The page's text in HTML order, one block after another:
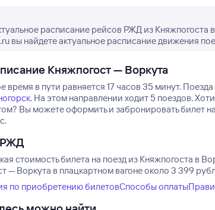
расписание рейсов РЖД из
вы найдете актуальное расписание движения
Княжпогост — Воркута
время в пути равняется 17 часов 35 минут. Поезда
. На этом направлении ходит 5 поездов.
Вы можете оформить и забронировать билет
РЖД
стоимость билета на поезд из Княжпогоста в
— Воркута в плацкартном вагоне около 3 399
по приобретению билетовСпособы оплаты